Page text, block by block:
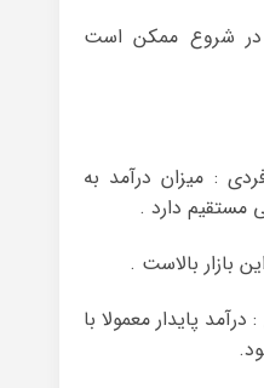
: در شروع ممکن است
: میزان درآمد به
مستقیم دارد .
پایدار معمولا با